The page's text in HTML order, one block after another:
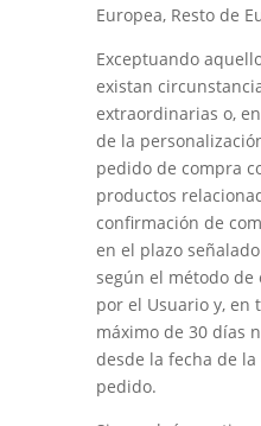
Europea, Resto de
Exceptuando
existan
extraordinarias o,
de la
pedido de compra
productos
confirmación de
en el plazo
según el método de
por el Usuario y, en
máximo de 30 días
desde la fecha de
pedido.